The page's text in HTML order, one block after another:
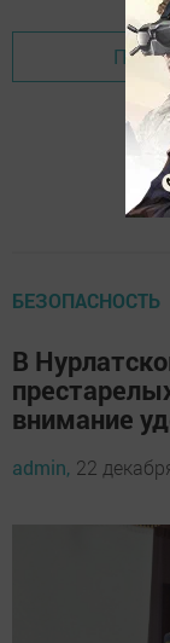
БЕЗОПАСНОСТЬ
В
внимание
admin, 22